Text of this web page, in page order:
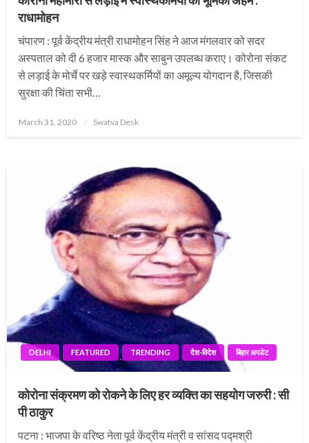
राधामोहन
चंपारण : पूर्व केंद्रीय मंत्री राधामोहन सिंह ने आज मंगलवार को सदर
अस्पताल को दी 6 हजार मास्क और साबुन उपलब्ध कराए। कोरोना संकट
से लड़ाई के मोर्चे पर खड़े स्वास्थकर्मियों का अमूल्य योगदान है, जिसकी
सुरक्षा की चिंता सभी…
Posted
March 31, 2020 Swatva Desk
DELHI FEATURED TRENDING देश-विदेश बिहार अपडेट
कोरोना संक्रमण को रोकने के लिए हर व्यक्ति का सहयोग जरुरी : सी
पी ठाकुर
पटना : भाजपा के वरिष्ठ नेता पूर्व केंद्रीय मंत्री व सांसद पद्मश्री